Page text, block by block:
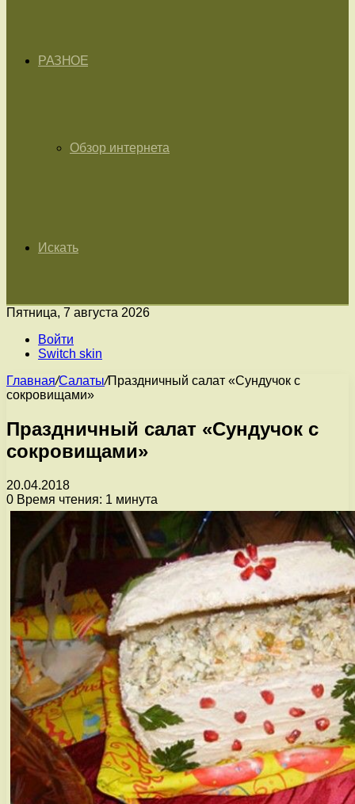
РАЗНОЕ
Обзор интернета
Искать
Пятница, 7 августа 2026
Войти
Switch skin
Главная/Салаты/Праздничный салат «Сундучок с
сокровищами»
Праздничный салат «Сундучок с
сокровищами»
20.04.2018
0 Время чтения: 1 минута